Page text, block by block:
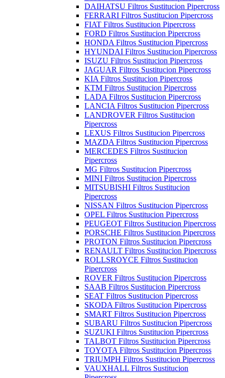
DAIHATSU Filtros Sustitucion Pipercross
FERRARI Filtros Sustitucion Pipercross
FIAT Filtros Sustitucion Pipercross
FORD Filtros Sustitucion Pipercross
HONDA Filtros Sustitucion Pipercross
HYUNDAI Filtros Sustitucion Pipercross
ISUZU Filtros Sustitucion Pipercross
JAGUAR Filtros Sustitucion Pipercross
KIA Filtros Sustitucion Pipercross
KTM Filtros Sustitucion Pipercross
LADA Filtros Sustitucion Pipercross
LANCIA Filtros Sustitucion Pipercross
LANDROVER Filtros Sustitucion
Pipercross
LEXUS Filtros Sustitucion Pipercross
MAZDA Filtros Sustitucion Pipercross
MERCEDES Filtros Sustitucion
Pipercross
MG Filtros Sustitucion Pipercross
MINI Filtros Sustitucion Pipercross
MITSUBISHI Filtros Sustitucion
Pipercross
NISSAN Filtros Sustitucion Pipercross
OPEL Filtros Sustitucion Pipercross
PEUGEOT Filtros Sustitucion Pipercross
PORSCHE Filtros Sustitucion Pipercross
PROTON Filtros Sustitucion Pipercross
RENAULT Filtros Sustitucion Pipercross
ROLLSROYCE Filtros Sustitucion
Pipercross
ROVER Filtros Sustitucion Pipercross
SAAB Filtros Sustitucion Pipercross
SEAT Filtros Sustitucion Pipercross
SKODA Filtros Sustitucion Pipercross
SMART Filtros Sustitucion Pipercross
SUBARU Filtros Sustitucion Pipercross
SUZUKI Filtros Sustitucion Pipercross
TALBOT Filtros Sustitucion Pipercross
TOYOTA Filtros Sustitucion Pipercross
TRIUMPH Filtros Sustitucion Pipercross
VAUXHALL Filtros Sustitucion